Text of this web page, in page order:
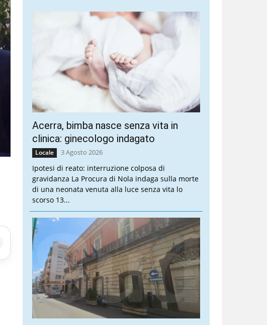
Acerra, bimba nasce senza vita in
clinica: ginecologo indagato
Locale 3 Agosto 2026
Ipotesi di reato: interruzione colposa di
gravidanza La Procura di Nola indaga sulla morte
di una neonata venuta alla luce senza vita lo
scorso 13...